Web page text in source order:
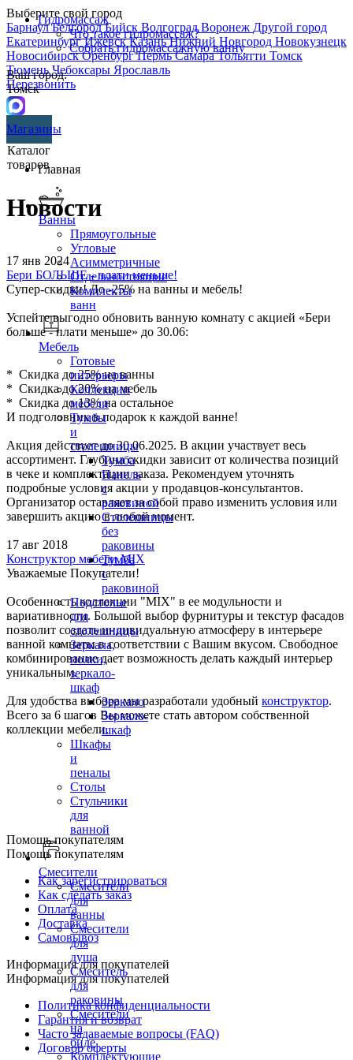
Выберите свой город
БарнаулБелгородБийск ВолгоградВоронеж Другой город
ЕкатеринбургИжевскКазаньНижний Новгород Новокузнецк
НовосибирскОренбургПермьСамараТольятти Томск
ТюменьЧебоксары Ярославль
Перезвонить
Гидромассаж
Что такое гидромассаж?
Собрать гидромассажную ванну
Ваш город:
Томск
Магазины
Каталог
товаров
Ванны
Прямоугольные
Угловые
Асимметричные
Отдельностоящие
Комплекты
ванн
Мебель
Готовые
интерьеры
Коллекции
мебели
Тумбы
и
столешницы
Тумба
Панель
с
раковиной
Столешницы
без
раковины
Тумба
с
раковиной
Подстолье
для
столешницы
Зеркала,
полки,
зеркало-
шкаф
Зеркало
Зеркало-
шкаф
Шкафы
и
пеналы
Столы
Стульчики
для
ванной
Смесители
Смесители
для
ванны
Смесители
для
душа
Смеситель
для
раковины
Смесители
на
биде
Комплектующие
Главная
Новости
17 янв 2024
Бери БОЛЬШЕ - плати меньше!
Супер-скидки! До -25% на ванны и мебель!
Успейте выгодно обновить ванную комнату с акцией «Бери
больше - плати меньше» до 30.06:
* Скидка до 25% на ванны
* Скидка до 20% на мебель
* Скидка до 13% на остальное
И подголовник в подарок к каждой ванне!
Акция действует до 30.06.2025. В акции участвует весь
ассортимент. Глубина скидки зависит от количества позиций
в чеке и комплектации заказа. Рекомендуем уточнять
подробные условия акции у продавцов-консультантов.
Организатор оставляет за собой право изменить условия или
завершить акцию в любой момент.
17 авг 2018
Конструктор мебели MIX
Уважаемые Покупатели!
Особенность коллекции "MIX" в ее модульности и
вариативности. Большой выбор фурнитуры и текстур фасадов
позволит создать индивидуальную атмосферу в интерьере
ванной комнаты в соответствии с Вашим вкусом. Свободное
комбинирование дает возможность делать каждый интерьер
уникальным.
Для удобства выбора мы разработали удобный конструктор.
Всего за 6 шагов Вы можете стать автором собственной
коллекции мебели.
Помощь покупателям
Помощь покупателям
Как зарегистрироваться
Как сделать заказ
Оплата
Доставка
Самовывоз
Информация для покупателей
Информация для покупателей
Политика конфиденциальности
Гарантия и возврат
Часто задаваемые вопросы (FAQ)
Договор оферты